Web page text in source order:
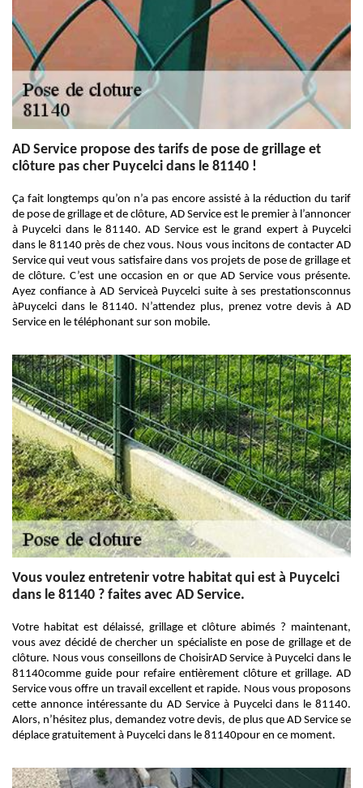
AD Service propose des tarifs de pose de grillage et
clôture pas cher Puycelci dans le 81140 !
Ça fait longtemps qu’on n’a pas encore assisté à la réduction du tarif
de pose de grillage et de clôture, AD Service est le premier à l’annoncer
à Puycelci dans le 81140. AD Service est le grand expert à Puycelci
dans le 81140 près de chez vous. Nous vous incitons de contacter AD
Service qui veut vous satisfaire dans vos projets de pose de grillage et
de clôture. C’est une occasion en or que AD Service vous présente.
Ayez confiance à AD Serviceà Puycelci suite à ses prestationsconnus
àPuycelci dans le 81140. N’attendez plus, prenez votre devis à AD
Service en le téléphonant sur son mobile.
Vous voulez entretenir votre habitat qui est à Puycelci
dans le 81140 ? faites avec AD Service.
Votre habitat est délaissé, grillage et clôture abimés ? maintenant,
vous avez décidé de chercher un spécialiste en pose de grillage et de
clôture. Nous vous conseillons de ChoisirAD Service à Puycelci dans le
81140comme guide pour refaire entièrement clôture et grillage. AD
Service vous offre un travail excellent et rapide. Nous vous proposons
cette annonce intéressante du AD Service à Puycelci dans le 81140.
Alors, n’hésitez plus, demandez votre devis, de plus que AD Service se
déplace gratuitement à Puycelci dans le 81140pour en ce moment.